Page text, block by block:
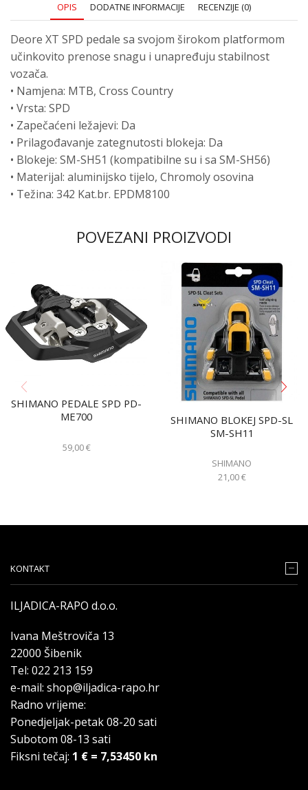
OPIS DODATNE INFORMACIJE RECENZIJE (0)
Deore XT SPD pedale sa svojom širokom platformom
učinkovito prenose snagu i unapređuju stabilnost
vozača.
• Namjena: MTB, Cross Country
• Vrsta: SPD
• Zapečaćeni ležajevi: Da
• Prilagođavanje zategnutosti blokeja: Da
• Blokeje: SM-SH51 (kompatibilne su i sa SM-SH56)
• Materijal: aluminijsko tijelo, Chromoly osovina
• Težina: 342 Kat.br. EPDM8100
POVEZANI PROIZVODI
SHIMANO PEDALE SPD PD-
ME700
59,00€
SHIMANO BLOKEJ SPD-SL
SM-SH11
SHIMANO
21,00€
KONTAKT
ILJADICA-RAPO d.o.o.
Ivana Meštroviča 13
22000 Šibenik
Tel: 022 213 159
e-mail: shop@iljadica-rapo.hr
Radno vrijeme:
Ponedjeljak-petak 08-20 sati
Subotom 08-13 sati
Fiksni tečaj: 1 € = 7,53450 kn